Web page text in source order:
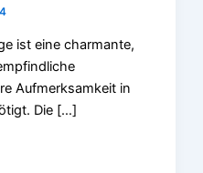
ist eine charmante,
Aufmerksamkeit in
Die […]